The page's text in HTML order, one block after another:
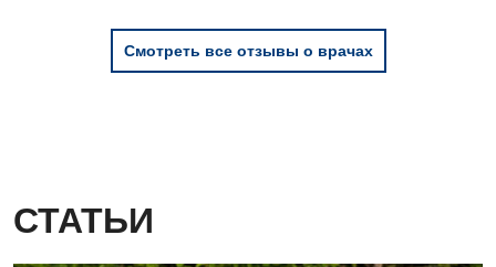
Смотреть все отзывы о врачах
СТАТЬИ